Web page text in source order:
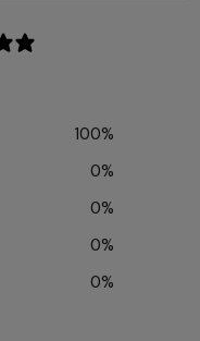
100%
0%
0%
0%
0%